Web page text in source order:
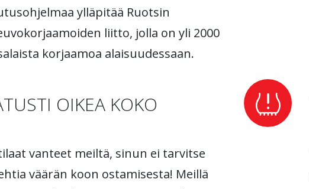
ylläpitää Ruotsin
liitto, jolla on yli 2000
korjaamoa alaisuudessaan.
OIKEA KOKO
vanteet meiltä, sinun ei tarvitse
väärän koon ostamisesta! Meillä